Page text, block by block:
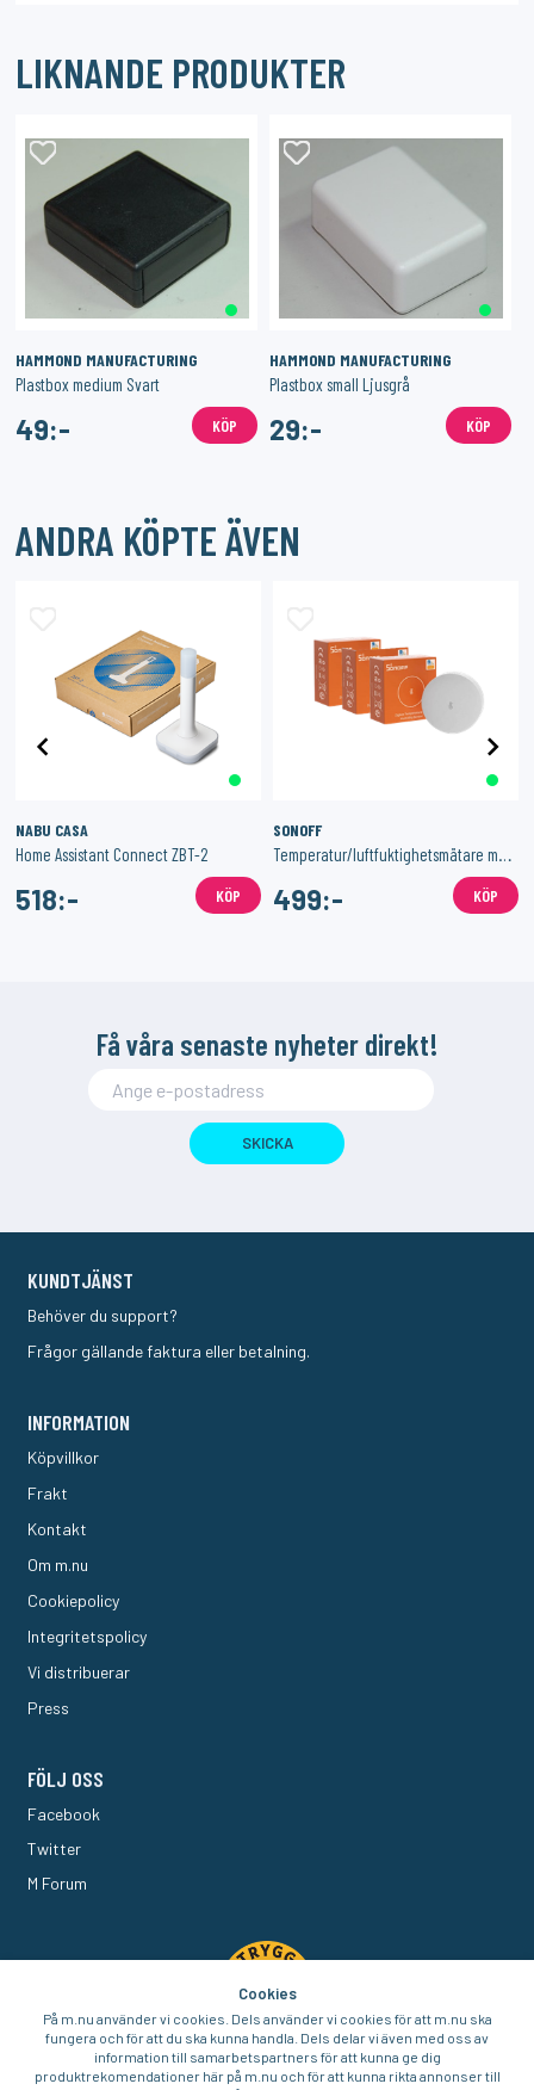
LIKNANDE PRODUKTER
HAMMOND MANUFACTURING
Plastbox medium Svart
49:- KÖP
HAMMOND MANUFACTURING
Plastbox small Ljusgrå
29:- KÖP
ANDRA KÖPTE ÄVEN
NABU CASA
Home Assistant Connect ZBT-2
518:- KÖP
SONOFF
Temperatur/luftfuktighetsmätare med Zigbee 3-Pack
499:- KÖP
Få våra senaste nyheter direkt!
SKICKA
KUNDTJÄNST
Behöver du support?
Frågor gällande faktura eller betalning.
INFORMATION
Köpvillkor
Frakt
Kontakt
Om m.nu
Cookiepolicy
Integritetspolicy
Vi distribuerar
Press
FÖLJ OSS
Facebook
Twitter
M Forum
Cookies
På m.nu använder vi cookies. Dels använder vi cookies för att m.nu ska
fungera och för att du ska kunna handla. Dels delar vi även med oss av
information till samarbetspartners för att kunna ge dig
produktrekomendationer här på m.nu och för att kunna rikta annonser till